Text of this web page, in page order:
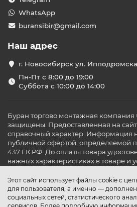
Этот сайт использует файлы cookie с
для пользователя, а именно —
социальных сетей, статистического
WhatsApp
buransibir@gmail.com
Наш адрес
г. Новосибирск ул.
Пн-Пт с 8:00 до 19:00
Суббота с 10:00 до 14:00
Буран торгово монтажная
защищены. Предоставленная на
справочный характер. Информация
публичной офертой, определяемой
437 ГК РФ. До оплаты товара
важных характеристиках в товаре и